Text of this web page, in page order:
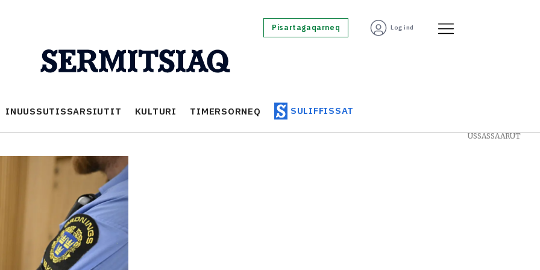
Pisartagaqarneq Log ind
INUUSSUTISSARSIUTIT KULTURI TIMERSORNEQ SULIFFISSAT
USSASSAARUT